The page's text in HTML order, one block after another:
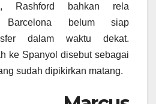
Rashford bahkan rela
belum siap
dalam waktu dekat.
ke Spanyol disebut sebagai
sudah dipikirkan matang.